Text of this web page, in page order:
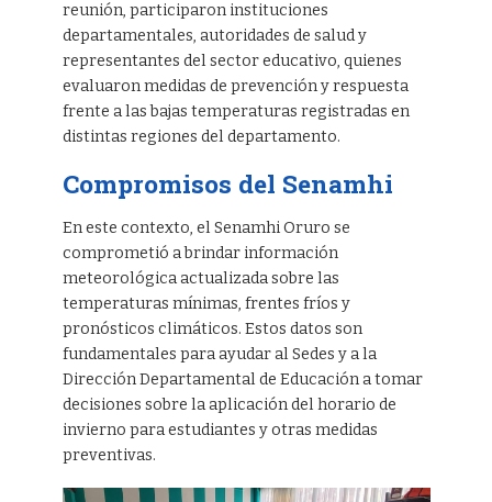
reunión, participaron instituciones
departamentales, autoridades de salud y
representantes del sector educativo, quienes
evaluaron medidas de prevención y respuesta
frente a las bajas temperaturas registradas en
distintas regiones del departamento.
Compromisos del Senamhi
En este contexto, el Senamhi Oruro se
comprometió a brindar información
meteorológica actualizada sobre las
temperaturas mínimas, frentes fríos y
pronósticos climáticos. Estos datos son
fundamentales para ayudar al Sedes y a la
Dirección Departamental de Educación a tomar
decisiones sobre la aplicación del horario de
invierno para estudiantes y otras medidas
preventivas.